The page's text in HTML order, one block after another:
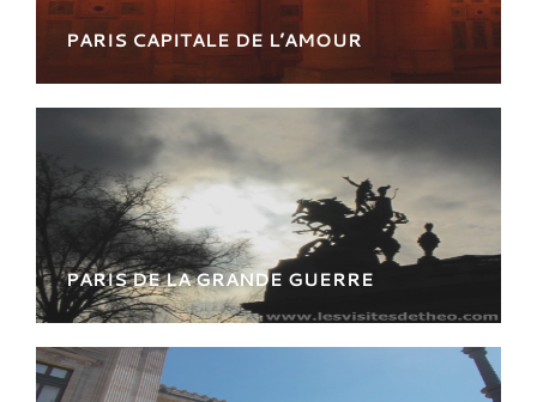
PARIS CAPITALE DE L’AMOUR
Une traversée dans les plus beaux endroits du
Palais Royal à l'île Saint Louis
PARIS DE LA GRANDE GUERRE
Depuis les Invalides jusqu'à l'Ac de Triomphe,
revivez les grands évènements de la Der des
Ders